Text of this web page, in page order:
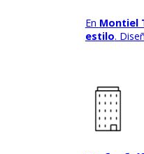
En Montiel
estilo.